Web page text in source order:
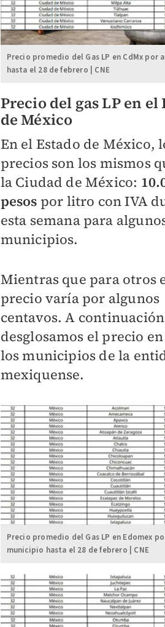
Precio promedio del Gas LP en CdMx por
hasta el 28 de febrero | CNE
Precio del gas LP en el
de México
En el Estado de México,
precios son los mismos
la Ciudad de México:
pesos por litro con IVA
esta semana para
municipios.
Mientras que para otros
precio varía por algunos
centavos. A
desglosamos el precio
los municipios de la
mexiquense.
Precio promedio del Gas LP en Edomex
municipio hasta el 28 de febrero | CNE